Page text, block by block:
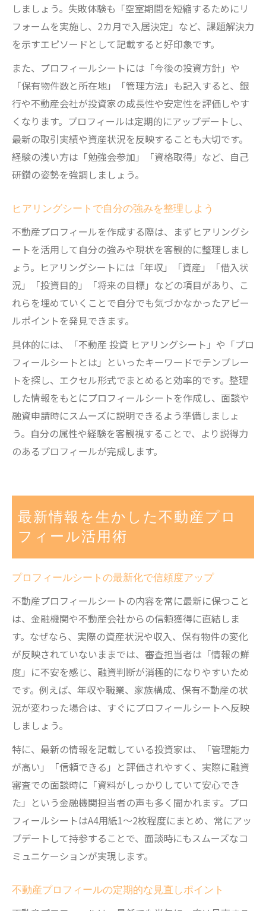
しましょう。失敗体験も「空室期間を短縮するためにリ
フォームを実施し、2カ月で入居決定」など、課題解決力
を示すエピソードとして記載すると好印象です。
また、プロフィールシートには「今後の投資方針」や
「保有物件数と所在地」「管理方法」も記入すると、銀
行や不動産会社が投資家の成長性や安定性を評価しやす
くなります。プロフィールは定期的にアップデートし、
最新の取引実績や資産状況を反映することも大切です。
経験の浅い方は「勉強会参加」「資格取得」など、自己
研鑽の姿勢を強調しましょう。
ヒアリングシートで自分の強みを整理しよう
不動産プロフィールを作成する際は、まずヒアリングシ
ートを活用して自分の強みや現状を客観的に整理しまし
ょう。ヒアリングシートには「年収」「資産」「借入状
況」「投資目的」「将来の目標」などの項目があり、こ
れらを埋めていくことで自分でも気づかなかったアピー
ルポイントを発見できます。
具体的には、「不動産 投資 ヒアリングシート」や「プロ
フィールシートとは」といったキーワードでテンプレー
トを探し、エクセル形式でまとめると効率的です。整理
した情報をもとにプロフィールシートを作成し、面談や
融資申請時にスムーズに説明できるよう準備しましょ
う。自分の属性や経験を客観視することで、より説得力
のあるプロフィールが完成します。
最新情報を生かした不動産プロ
フィール活用術
プロフィールシートの最新化で信頼度アップ
不動産プロフィールシートの内容を常に最新に保つこと
は、金融機関や不動産会社からの信頼獲得に直結しま
す。なぜなら、実際の資産状況や収入、保有物件の変化
が反映されていないままでは、審査担当者は「情報の鮮
度」に不安を感じ、融資判断が消極的になりやすいため
です。例えば、年収や職業、家族構成、保有不動産の状
況が変わった場合は、すぐにプロフィールシートへ反映
しましょう。
特に、最新の情報を記載している投資家は、「管理能力
が高い」「信頼できる」と評価されやすく、実際に融資
審査での面談時に「資料がしっかりしていて安心でき
た」という金融機関担当者の声も多く聞かれます。プロ
フィールシートはA4用紙1～2枚程度にまとめ、常にアッ
プデートして持参することで、面談時にもスムーズなコ
ミュニケーションが実現します。
不動産プロフィールの定期的な見直しポイント